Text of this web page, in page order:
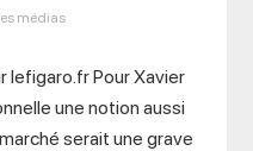
médias
lefigaro.fr Pour Xavier
une notion aussi
serait une grave